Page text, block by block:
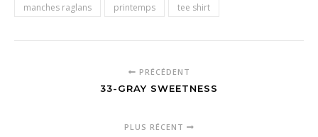
manches raglans
printemps tee shirt
PRÉCÉDENT
33-GRAY SWEETNESS
PLUS RÉCENT